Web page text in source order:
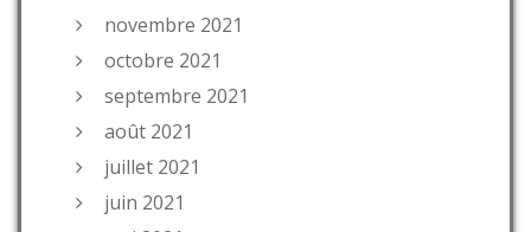
novembre 2021
octobre 2021
septembre 2021
août 2021
juillet 2021
juin 2021